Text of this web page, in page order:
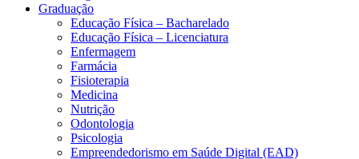
Graduação
Educação Física – Bacharelado
Educação Física – Licenciatura
Enfermagem
Farmácia
Fisioterapia
Medicina
Nutrição
Odontologia
Psicologia
Empreendedorismo em Saúde Digital (EAD)